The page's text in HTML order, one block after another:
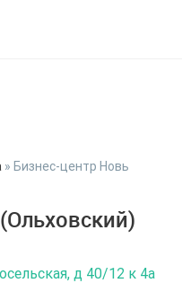
» Бизнес-центр Новь
д 40/12 к 4а